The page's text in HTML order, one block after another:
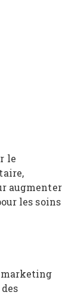
le
augmenter
les soins
marketing